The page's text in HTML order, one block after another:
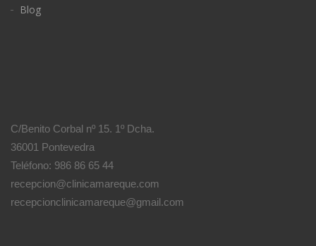
Blog
C/Benito Corbal nº 15. 1º Dcha.
36001 Pontevedra
Teléfono: 986 86 65 44
recepcion@clinicamareque.com
recepcionclinicamareque@gmail.com